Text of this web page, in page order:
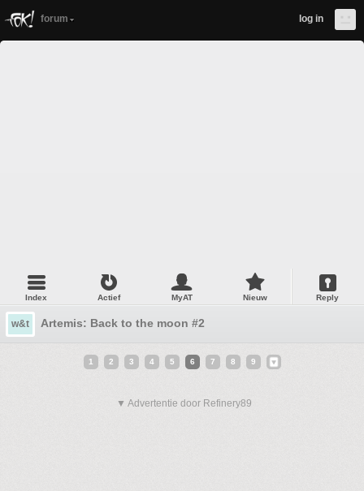
forum log in
Index Actief MyAT Nieuw Reply
w&t Artemis: Back to the moon #2
1 2 3 4 5 6 7 8 9
▼ Advertentie door Refinery89